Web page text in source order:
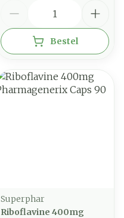
Bestel
Superphar
Riboflavine 400mg